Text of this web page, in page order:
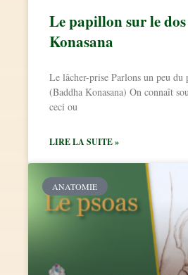
Le papillon sur le
Konasana
Le lâcher-prise Parlons un peu
(Baddha Konasana) On connaît
ceci ou
LIRE LA SUITE »
ANATOMIE